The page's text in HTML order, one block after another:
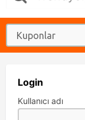
Login
Kullanıcı adı